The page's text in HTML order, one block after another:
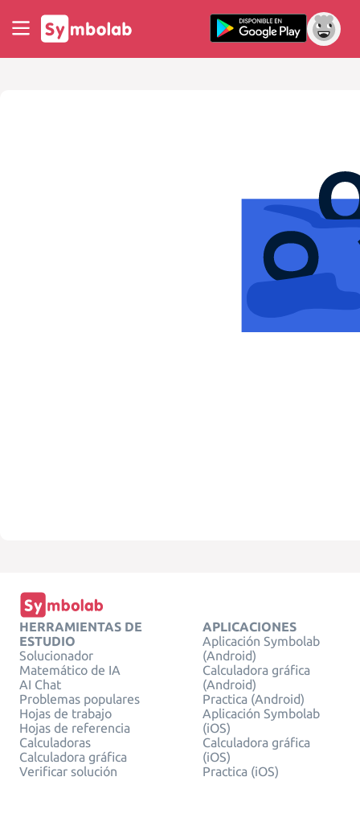
HERRAMIENTAS DE
ESTUDIO
Solucionador
Matemático de IA
AI Chat
Problemas populares
Hojas de trabajo
Hojas de referencia
Calculadoras
Calculadora gráfica
Verificar solución
APLICACIONES
Aplicación Symbolab
(Android)
Calculadora gráfica
(Android)
Practica (Android)
Aplicación Symbolab
(iOS)
Calculadora gráfica
(iOS)
Practica (iOS)